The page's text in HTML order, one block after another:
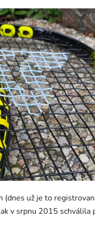
už je to
v srpnu 2015